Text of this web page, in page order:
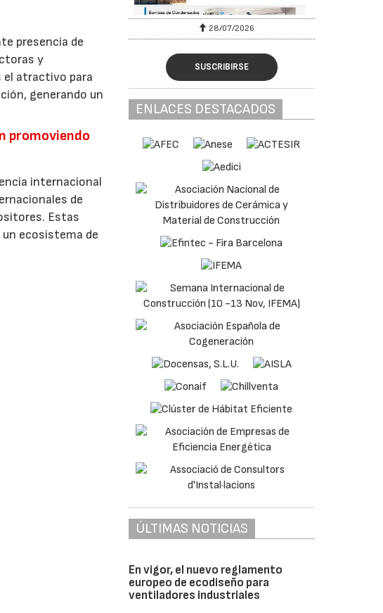
presencia de
y
el atractivo para
generando un
promoviendo
internacional
de
Estas
ecosistema de
28/07/2026
SUSCRIBIRSE
ENLACES DESTACADOS
ÚLTIMAS NOTICIAS
En vigor, el nuevo reglamento
europeo de ecodiseño para
ventiladores industriales